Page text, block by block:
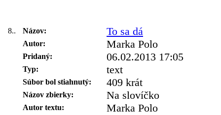
8.. Názov: To sa dá
Autor: Marka Polo
Pridaný: 06.02.2013 17:05
Typ: text
Súbor bol stiahnutý: 409 krát
Názov zbierky: Na slovíčko
Autor textu: Marka Polo